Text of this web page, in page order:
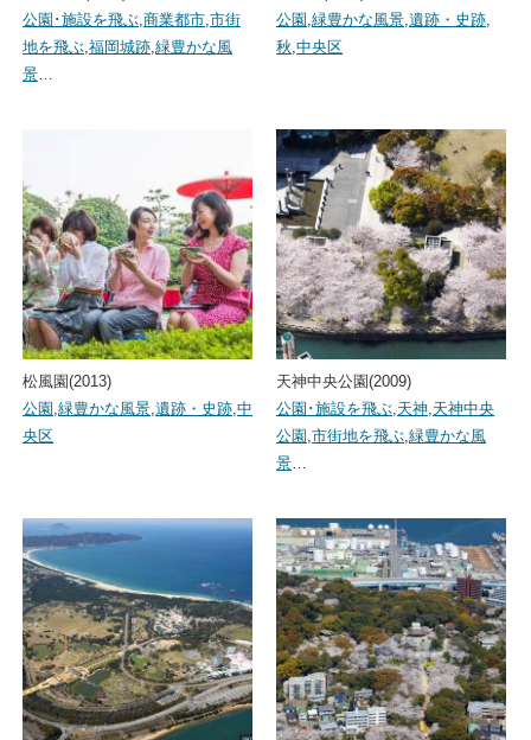
公園･施設を飛ぶ,商業都市,市街
地を飛ぶ,福岡城跡,緑豊かな風
景…
公園 ,緑豊かな風景,遺跡・史跡,
秋,中央区
松風園(2013)
公園 ,緑豊かな風景,遺跡・史跡,中
央区
天神中央公園(2009)
公園･施設を飛ぶ,天神,天神中央
公園 ,市街地を飛ぶ,緑豊かな風
景…